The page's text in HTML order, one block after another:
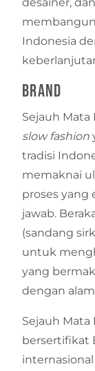
Indonesia
Brand
Sejauh
slow fashion
tradisi
memaknai
proses yang
jawab.
(sandang
untuk
yang
dengan
Sejauh
bersertifikat